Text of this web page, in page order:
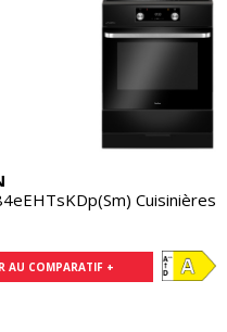
Cuisinières
AU COMPARATIF +